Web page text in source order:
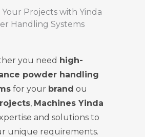
Projects with Yinda
Handling Systems
you need high-
powder handling
for your brand ou
, Machines Yinda
and solutions to
unique requirements.